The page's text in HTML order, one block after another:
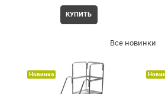
КУПИТЬ
Все новинки
Новинка